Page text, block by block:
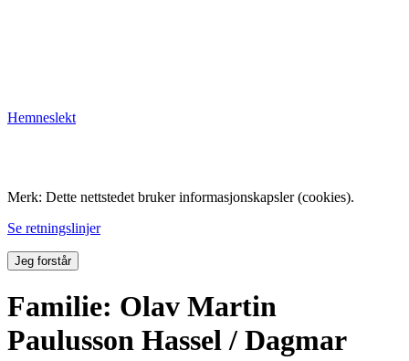
Hemneslekt
Merk: Dette nettstedet bruker informasjonskapsler (cookies).
Se retningslinjer
Jeg forstår
Familie: Olav Martin
Paulusson Hassel / Dagmar